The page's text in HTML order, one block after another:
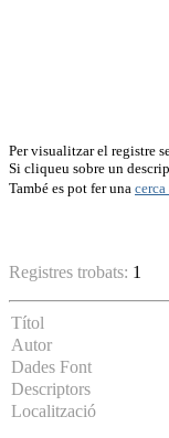
Per visualitzar el registre
Si cliqueu sobre un
També es pot fer una
Registres trobats: 1
Títol
Autor
Dades Font
Descriptors
Localització